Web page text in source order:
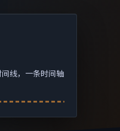
间线，一条时间轴